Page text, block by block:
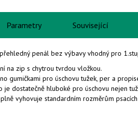
Parametry Související
penál bez výbavy vhodný pro
na zip s chytrou tvrdou vložkou.
gumičkami pro úschovu tužek, per a
je dostatečně hluboké pro úschovu nejen
vyhovuje standardním rozměrům